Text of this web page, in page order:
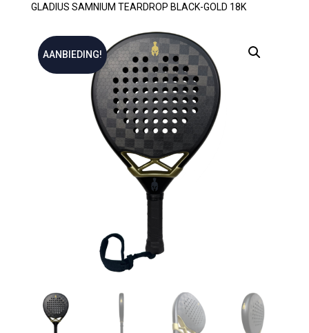
GLADIUS SAMNIUM TEARDROP BLACK-GOLD 18K
AANBIEDING!